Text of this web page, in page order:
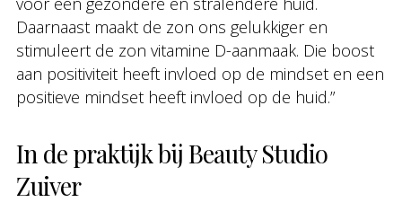
Daarnaast maakt de zon ons gelukkiger en
stimuleert de zon vitamine D-aanmaak. Die boost
aan positiviteit heeft invloed op de mindset en een
positieve mindset heeft invloed op de huid.”
In de praktijk bij Beauty Studio
Zuiver